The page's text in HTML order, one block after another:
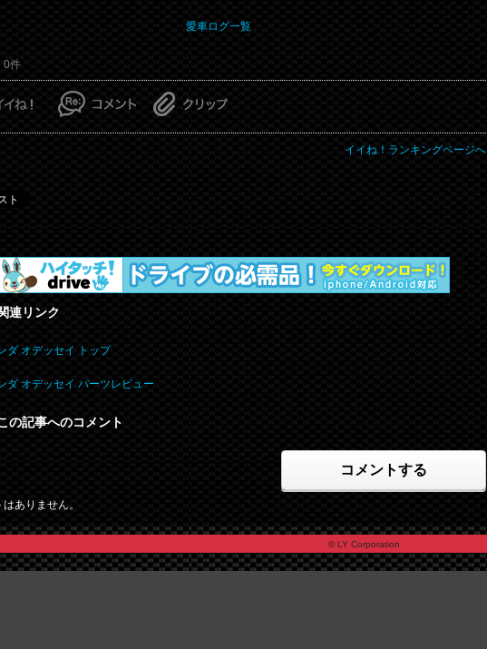
愛車ログ一覧
0件
イイね！ランキングページへ
連リンク
ダ オデッセイ トップ
ダ オデッセイ パーツレビュー
の記事へのコメント
コメントする
ありません。
© LY Corporation